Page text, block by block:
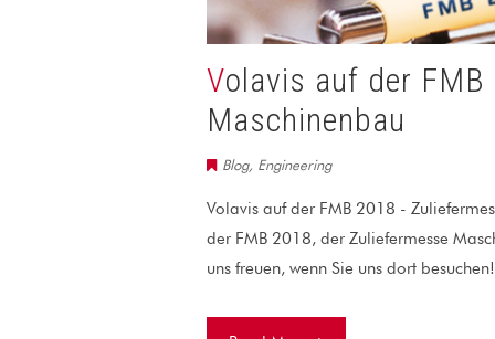
Volavis auf der FMB 2018 – Zuliefermesse
Maschinenbau
Blog, Engineering
Volavis auf der FMB 2018 -
der FMB 2018, der Zuliefermesse
uns freuen, wenn Sie uns dort